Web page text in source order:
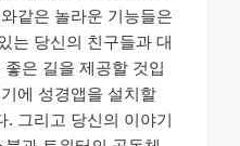
같은 놀라운 기능들은
는 당신의 친구들과 대
은 길을 제공할 것입
에 성경앱을 설치할
. 그리고 당신의 이야기